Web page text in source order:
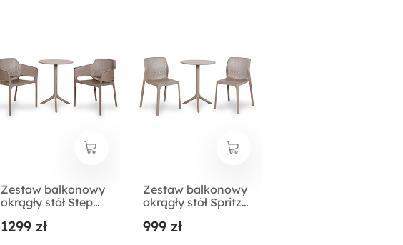
Zestaw balkonowy
okrągły stół Step
Net Nardi z
1299 zł
Zestaw balkonowy
okrągły stół Spritz
Nardi z
999 zł